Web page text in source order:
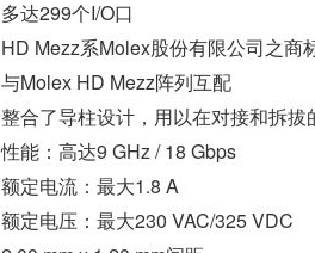
多达299个I/O口
HD Mezz系Molex股份有限公司之商
与Molex HD Mezz阵列互配
整合了导柱设计，用以在对接和拆
性能：高达9 GHz / 18 Gbps
额定电流：最大1.8 A
额定电压：最大230 VAC/325 VDC